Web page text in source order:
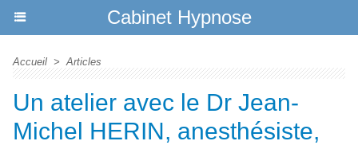
Cabinet Hypnose
Accueil > Articles
Un atelier avec le Dr Jean-
Michel HERIN, anesthésiste,